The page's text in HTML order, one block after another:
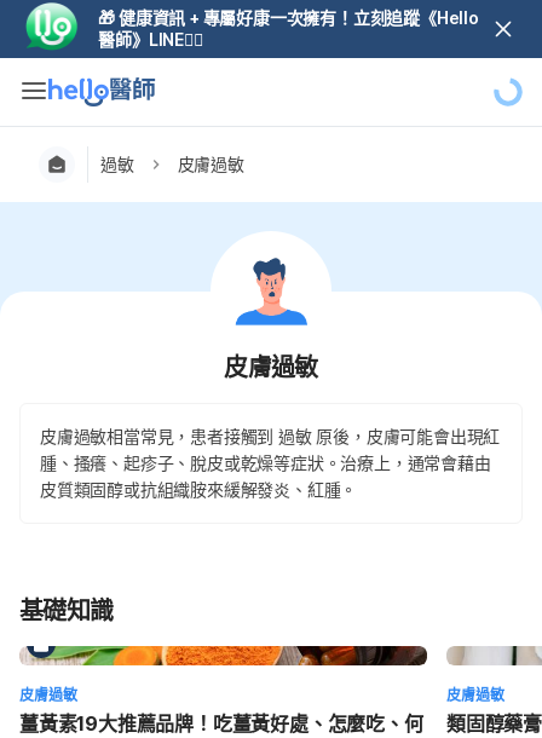
🎁 健康資訊 + 專屬好康一次擁有！立刻追蹤《Hello
醫師》LINE👆🏼
過敏 皮膚過敏
皮膚過敏
皮膚過敏相當常見，患者接觸到 過敏 原後，皮膚可能會出現紅
腫、搔癢、起疹子、脫皮或乾燥等症狀。治療上，通常會藉由
皮質類固醇或抗組織胺來緩解發炎、紅腫。
基礎知識
皮膚過敏
薑黃素19大推薦品牌！吃薑黃好處、怎麼吃、何
皮膚過敏
類固醇藥